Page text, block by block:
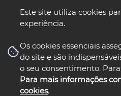
Este site utiliza cookies
experiência.
Os cookies essenciais
do site e são
o seu consentimento.
Para mais informações
cookies.
nos